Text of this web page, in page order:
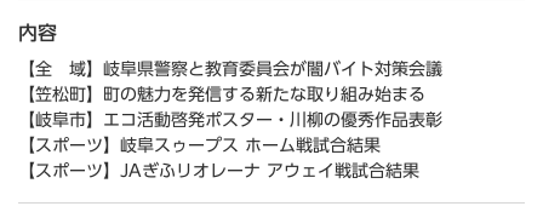
内容
【全 域】岐阜県警察と教育委員会が闇バイト対策会議
【笠松町】町の魅力を発信する新たな取り組み始まる
【岐阜市】エコ活動啓発ポスター・川柳の優秀作品表彰
【スポーツ】岐阜スゥープス ホーム戦試合結果
【スポーツ】JAぎふリオレーナ アウェイ戦試合結果